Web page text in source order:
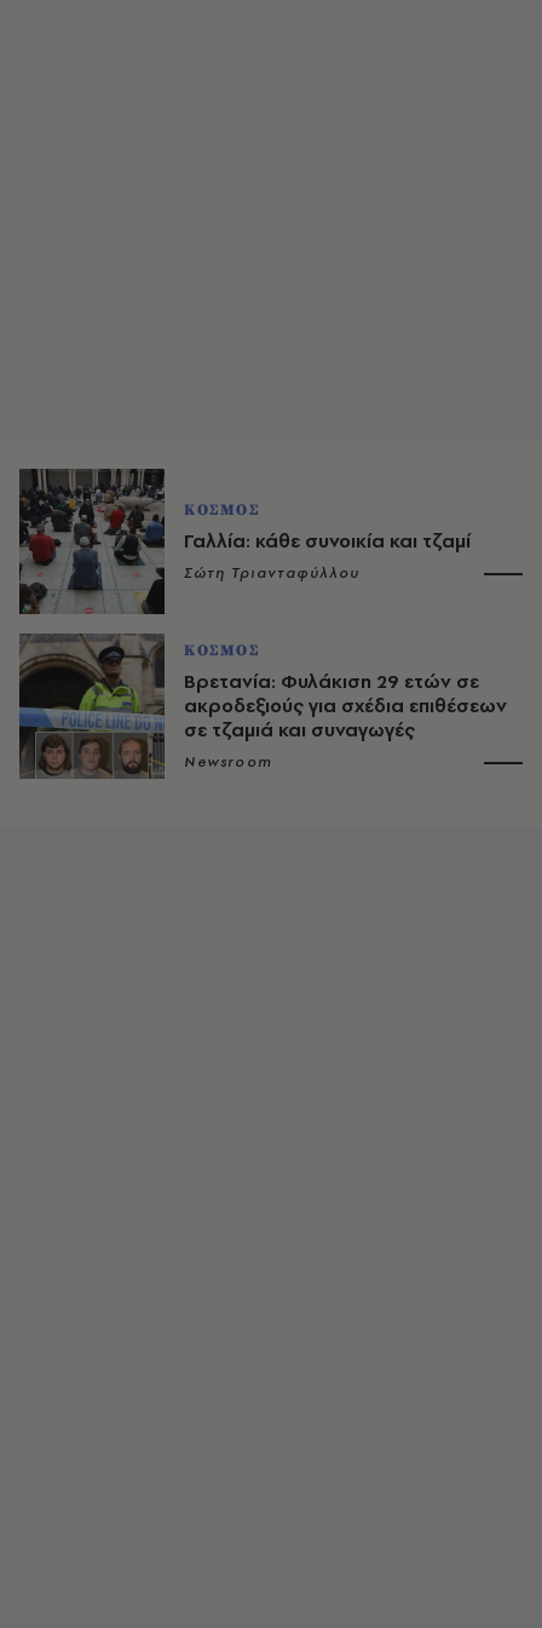
ΚΟΣΜΟΣ
Γαλλία: κάθε συνοικία και τζαμί
Σώτη Τριανταφύλλου
ΚΟΣΜΟΣ
Βρετανία: Φυλάκιση 29 ετών σε
ακροδεξιούς για σχέδια επιθέσεων
σε τζαμιά και συναγωγές
Newsroom